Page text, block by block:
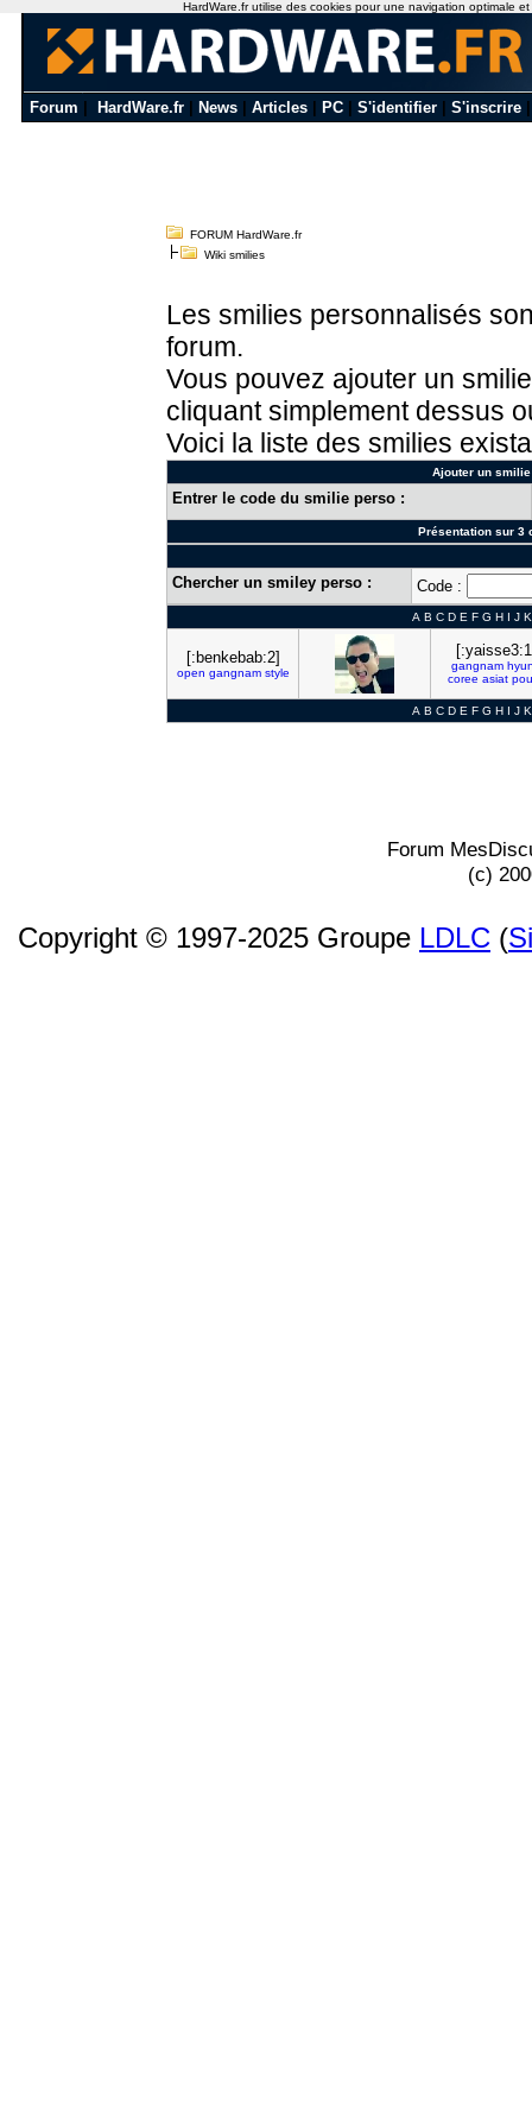
Forum HardWare.fr News Articles PC S'identifier S'inscrire
FORUM HardWare.fr
Wiki smilies
Les smilies personnalisés
forum.
Vous pouvez ajouter un
cliquant simplement dessus
Voici la liste des smilies
Ajouter un
Entrer le code du smilie perso :
Présentation sur 3
Chercher un smiley perso : Code :
A B C D E F G H I J K
[:benkebab:2]
open gangnam style
gangnam
coree asiat
A B C D E F G H I J K
Forum
(c)
Copyright © 1997-2025 Groupe LDLC (
HardWare.fr utilise des cookies pour une navigation optimale